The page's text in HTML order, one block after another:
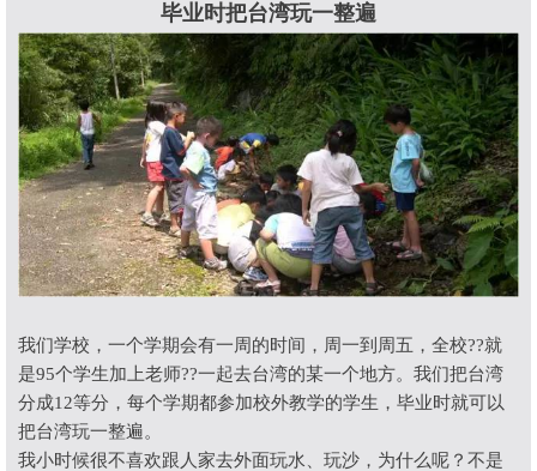
毕业时把台湾玩一整遍
我们学校，一个学期会有一周的时间，周一到周五，全校??就
是95个学生加上老师??一起去台湾的某一个地方。我们把台湾
分成12等分，每个学期都参加校外教学的学生，毕业时就可以
把台湾玩一整遍。
我小时候很不喜欢跟人家去外面玩水、玩沙，为什么呢？不是